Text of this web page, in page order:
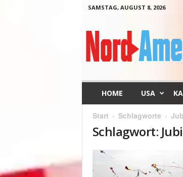
SAMSTAG, AUGUST 8, 2026
HOME USA
Start Schlagworte
Schlagwort: